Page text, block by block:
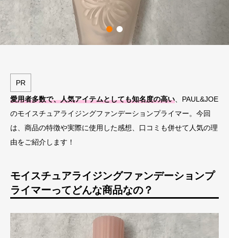
PR
愛用者多数で、人気アイテムとしても知名度の高い 、PAUL&JOE
のモイスチュアライジングファンデーションプライマー。今回
は、商品の特徴や実際に使用した感想、口コミも併せて人気の理
由をご紹介します！
モイスチュアライジングファンデーションプ
ライマーってどんな商品なの？